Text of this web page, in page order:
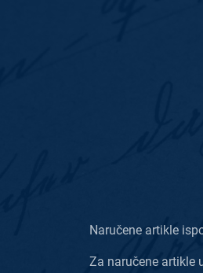
Naručene artikle
Za naručene artikle